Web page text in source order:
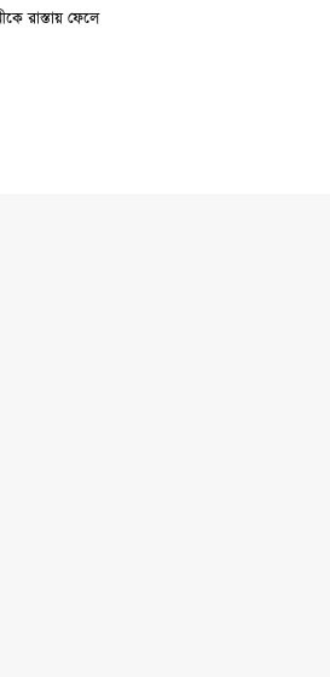
রাস্তায় ফেলে